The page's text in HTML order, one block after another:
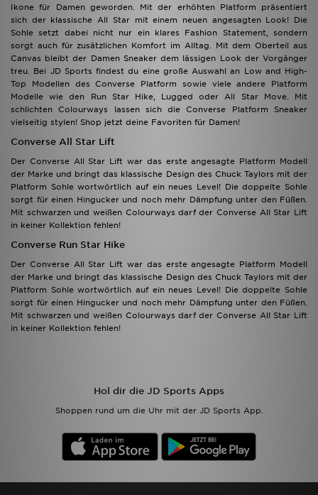
Ikone für Damen geworden. Mit der erhöhten Platform präsentiert
sich der klassische All Star mit einem neuen angesagten Look! Die
Sohle setzt dabei nicht nur ein klares Fashion Statement, sondern
sorgt auch für zusätzlichen Komfort im Alltag. Mit dem Oberteil aus
Canvas bleibt der Damen Sneaker dem lässigen Look der Vorgänger
treu. Bei JD Sports findest du eine große Auswahl an Low and High-
Top Modellen des Converse Platform sowie viele andere Platform
Modelle wie den Run Star Hike, Lugged oder All Star Move. Mit
schlichten Colourways lassen sich die Converse Platform Sneaker
vielseitig stylen! Shop jetzt deine Favoriten für Damen!
Converse All Star Lift
Der Converse All Star Lift war das erste angesagte Platform Modell
der Marke und bringt das klassische Design des Chuck Taylors mit der
Platform Sohle wortwörtlich auf ein neues Level! Die doppelte Sohle
sorgt für einen Hingucker und noch mehr Dämpfung unter den Füßen.
Mit schwarzen und weißen Colourways darf der Converse All Star Lift
in keiner Kollektion fehlen!
Converse Run Star Hike
Der Converse All Star Lift war das erste angesagte Platform Modell
der Marke und bringt das klassische Design des Chuck Taylors mit der
Platform Sohle wortwörtlich auf ein neues Level! Die doppelte Sohle
sorgt für einen Hingucker und noch mehr Dämpfung unter den Füßen.
Mit schwarzen und weißen Colourways darf der Converse All Star Lift
in keiner Kollektion fehlen!
Hol dir die JD Sports Apps
Shoppen rund um die Uhr mit der JD Sports App.